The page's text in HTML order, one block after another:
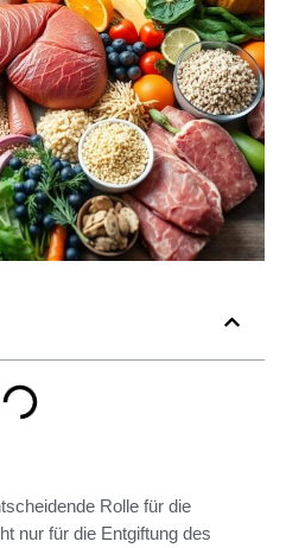
Rolle für die
nur für die Entgiftung des